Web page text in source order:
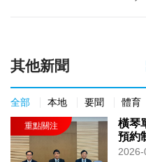
其他新聞
全部 本地 要聞 體育
橫琴
預約